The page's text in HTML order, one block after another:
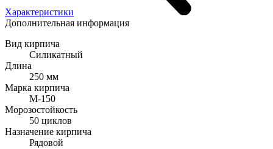
Характеристики
Дополнительная информация
Вид кирпича
Силикатный
Длина
250 мм
Марка кирпича
М-150
Морозостойкость
50 циклов
Назначение кирпича
Рядовой